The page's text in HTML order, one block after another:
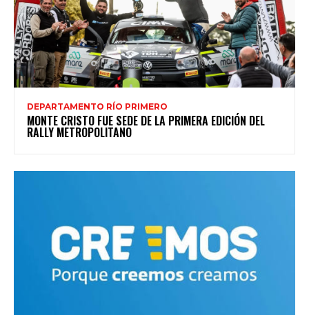
DEPARTAMENTO RÍO PRIMERO
MONTE CRISTO FUE SEDE DE LA PRIMERA EDICIÓN DEL
RALLY METROPOLITANO